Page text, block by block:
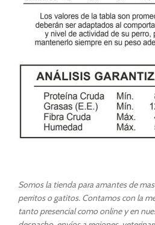
Somos la tienda para amantes de
perritos o gatitos. Contamos con la
tanto presencial como online y en